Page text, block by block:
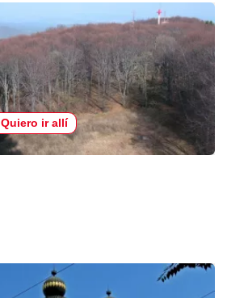
Quiero ir allí